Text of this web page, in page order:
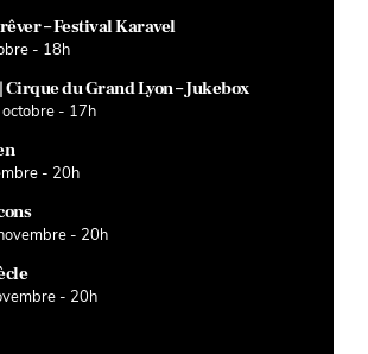
– Festival Karavel
- 18h
Cirque du Grand Lyon – Jukebox
- 17h
- 20h
- 20h
- 20h